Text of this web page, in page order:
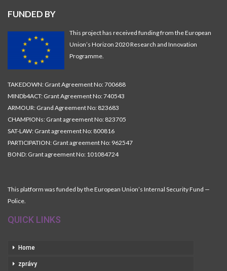
FUNDED BY
This project has received funding from the European
Union’s Horizon 2020 Research and Innovation
Programme.
TAKEDOWN: Grant Agreement No: 700688
MINDb4ACT: Grant Agreement No: 740543
ARMOUR: Grand Agreement No: 823683
CHAMPIONs: Grant agreement No: 823705
SAT-LAW: Grant agreement No: 800816
PARTICIPATION: Grant agreement No: 962547
BOND: Grant agreement No: 101084724
This platform was funded by the European Union’s Internal Security Fund —
Police.
QUICK LINKS
Home
zprávy